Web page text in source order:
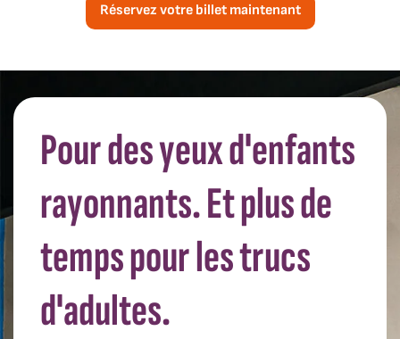
Réservez votre billet maintenant
Pour des yeux d'enfants
rayonnants. Et plus de
temps pour les trucs
d'adultes.